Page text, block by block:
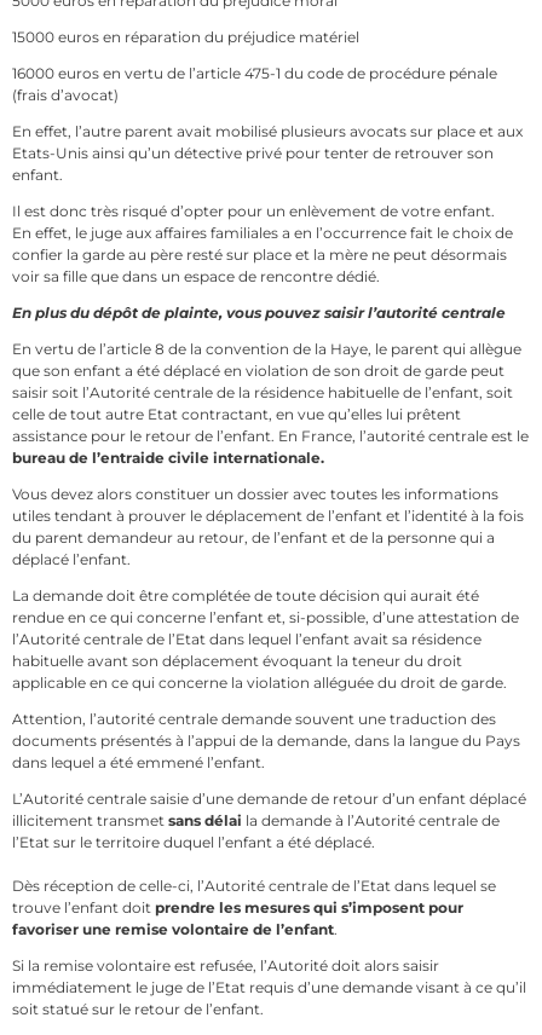
15000 euros en réparation du préjudice matériel
16000 euros en vertu de l’article 475-1 du code de procédure pénale
(frais d’avocat)
En effet, l’autre parent avait mobilisé plusieurs avocats sur place et aux
Etats-Unis ainsi qu’un détective privé pour tenter de retrouver son
enfant.
Il est donc très risqué d’opter pour un enlèvement de votre enfant.
En effet, le juge aux affaires familiales a en l’occurrence fait le choix de
confier la garde au père resté sur place et la mère ne peut désormais
voir sa fille que dans un espace de rencontre dédié.
En plus du dépôt de plainte, vous pouvez saisir l’autorité centrale
En vertu de l’article 8 de la convention de la Haye, le parent qui allègue
que son enfant a été déplacé en violation de son droit de garde peut
saisir soit l’Autorité centrale de la résidence habituelle de l’enfant, soit
celle de tout autre Etat contractant, en vue qu’elles lui prêtent
assistance pour le retour de l’enfant. En France, l’autorité centrale est le
bureau de l’entraide civile internationale.
Vous devez alors constituer un dossier avec toutes les informations
utiles tendant à prouver le déplacement de l’enfant et l’identité à la fois
du parent demandeur au retour, de l’enfant et de la personne qui a
déplacé l’enfant.
La demande doit être complétée de toute décision qui aurait été
rendue en ce qui concerne l’enfant et, si-possible, d’une attestation de
l’Autorité centrale de l’Etat dans lequel l’enfant avait sa résidence
habituelle avant son déplacement évoquant la teneur du droit
applicable en ce qui concerne la violation alléguée du droit de garde.
Attention, l’autorité centrale demande souvent une traduction des
documents présentés à l’appui de la demande, dans la langue du Pays
dans lequel a été emmené l’enfant.
L’Autorité centrale saisie d’une demande de retour d’un enfant déplacé
illicitement transmet sans délai la demande à l’Autorité centrale de
l’Etat sur le territoire duquel l’enfant a été déplacé.
Dès réception de celle-ci, l’Autorité centrale de l’Etat dans lequel se
trouve l’enfant doit prendre les mesures qui s’imposent pour
favoriser une remise volontaire de l’enfant.
Si la remise volontaire est refusée, l’Autorité doit alors saisir
immédiatement le juge de l’Etat requis d’une demande visant à ce qu’il
soit statué sur le retour de l’enfant.